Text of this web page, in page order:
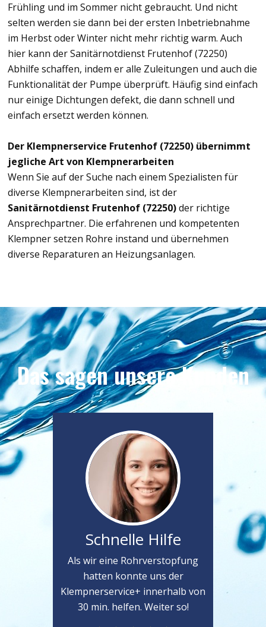
Frühling und im Sommer nicht gebraucht. Und nicht
selten werden sie dann bei der ersten Inbetriebnahme
im Herbst oder Winter nicht mehr richtig warm. Auch
hier kann der Sanitärnotdienst Frutenhof (72250)
Abhilfe schaffen, indem er alle Zuleitungen und auch die
Funktionalität der Pumpe überprüft. Häufig sind einfach
nur einige Dichtungen defekt, die dann schnell und
einfach ersetzt werden können.
Der Klempnerservice Frutenhof (72250) übernimmt
jegliche Art von Klempnerarbeiten
Wenn Sie auf der Suche nach einem Spezialisten für
diverse Klempnerarbeiten sind, ist der
Sanitärnotdienst Frutenhof (72250)der richtige
Ansprechpartner. Die erfahrenen und kompetenten
Klempner setzen Rohre instand und übernehmen
diverse Reparaturen an Heizungsanlagen.
Das sagen unsere Kunden
Schnelle Hilfe
Als wir eine Rohrverstopfung
hatten konnte uns der
Klempnerservice+ innerhalb von
30 min. helfen. Weiter so!